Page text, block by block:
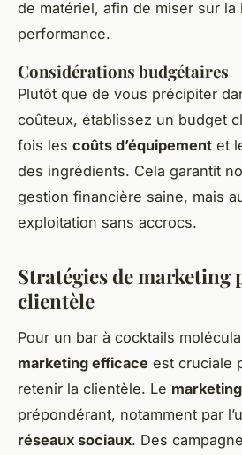
de matériel, afin de miser sur la
performance.
Considérations budgétaires
Plutôt que de vous précipiter
coûteux, établissez un budget
fois les coûts d’équipement et
des ingrédients. Cela garantit
gestion financière saine, mais
exploitation sans accrocs.
Stratégies de marketing
clientèle
Pour un bar à cocktails
marketing efficace est cruciale
retenir la clientèle. Le
prépondérant, notamment par
réseaux sociaux. Des